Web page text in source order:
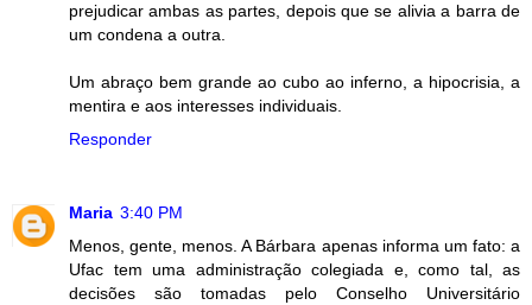
prejudicar ambas as partes, depois que se alivia a barra de
um condena a outra.
Um abraço bem grande ao cubo ao inferno, a hipocrisia, a
mentira e aos interesses individuais.
Responder
Maria 3:40 PM
Menos, gente, menos. A Bárbara apenas informa um fato: a
Ufac tem uma administração colegiada e, como tal, as
decisões são tomadas pelo Conselho Universitário